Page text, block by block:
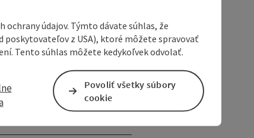
ochrany údajov. Týmto dávate súhlas, že
z USA), ktoré môžete spravovať
Tento súhlas môžete kedykoľvek odvolať.
Povoliť všetky súbory
cookie